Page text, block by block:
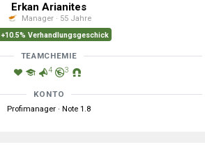
Erkan Arianites
Manager · 55 Jahre
+10.5% Verhandlungsgeschick
TEAMCHEMIE
4 3
KONTO
Profimanager · Note 1.8